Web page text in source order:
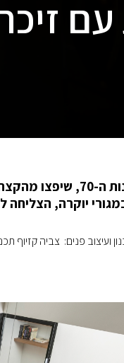
יוקרה, הצליחה
ועיצוב פנים: צביה קזיוף